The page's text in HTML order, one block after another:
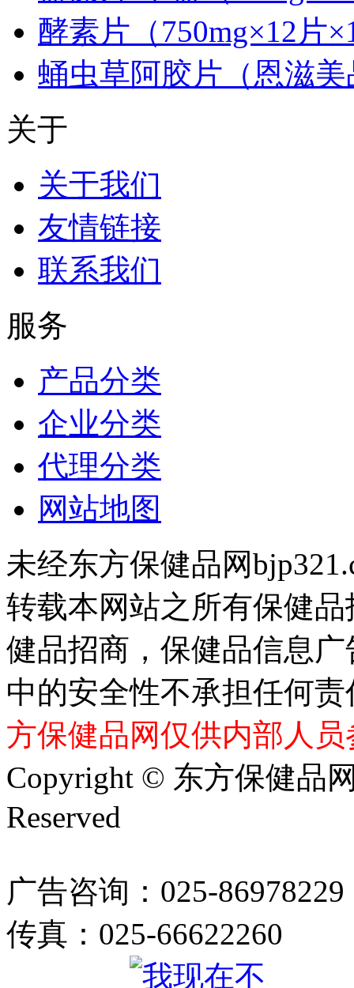
酵素片（750mg×12片
蛹虫草阿胶片（恩滋
关于
关于我们
友情链接
联系我们
服务
产品分类
企业分类
代理分类
网站地图
未经东方保健品网
转载本网站之所有保健
健品招商，保健品信息
中的安全性不承担任何
方保健品网仅供内部人
Copyright © 东方保健品
Reserved
广告咨询：025-86978229
传真：025-66622260